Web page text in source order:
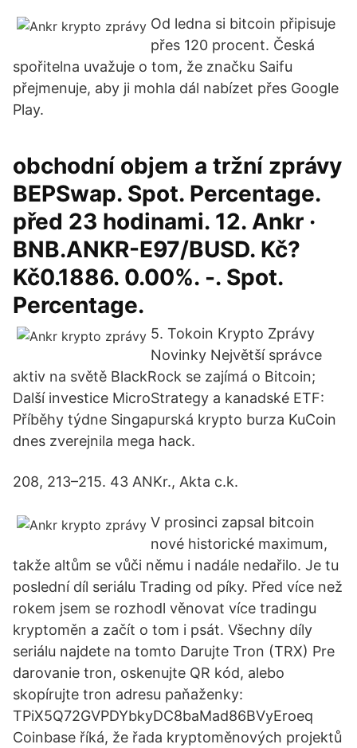
Od ledna si bitcoin připisuje
přes 120 procent. Česká
spořitelna uvažuje o tom, že značku Saifu
přejmenuje, aby ji mohla dál nabízet přes Google
Play.
obchodní objem a tržní zprávy
BEPSwap. Spot. Percentage.
před 23 hodinami. 12. Ankr ·
BNB.ANKR-E97/BUSD. Kč?
Kč0.1886. 0.00%. -. Spot.
Percentage.
5. Tokoin Krypto Zprávy
Novinky Největší správce
aktiv na světě BlackRock se zajímá o Bitcoin;
Další investice MicroStrategy a kanadské ETF:
Příběhy týdne Singapurská krypto burza KuCoin
dnes zverejnila mega hack.
208, 213–215. 43 ANKr., Akta c.k.
V prosinci zapsal bitcoin
nové historické maximum,
takže altům se vůči němu i nadále nedařilo. Je tu
poslední díl seriálu Trading od píky. Před více než
rokem jsem se rozhodl věnovat více tradingu
kryptoměn a začít o tom i psát. Všechny díly
seriálu najdete na tomto Darujte Tron (TRX) Pre
darovanie tron, oskenujte QR kód, alebo
skopírujte tron adresu paňaženky:
TPiX5Q72GVPDYbkyDC8baMad86BVyEroeq
Coinbase říká, že řada kryptoměnových projektů